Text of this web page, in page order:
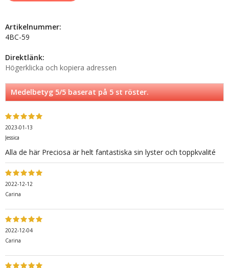
Artikelnummer:
4BC-59
Direktlänk:
Högerklicka och kopiera adressen
Medelbetyg5/5 baserat på5st röster.
2023-01-13
Jessica
Alla de här Preciosa är helt fantastiska sin lyster och toppkvalité
2022-12-12
Carina
2022-12-04
Carina